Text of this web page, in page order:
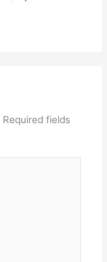
Required fields